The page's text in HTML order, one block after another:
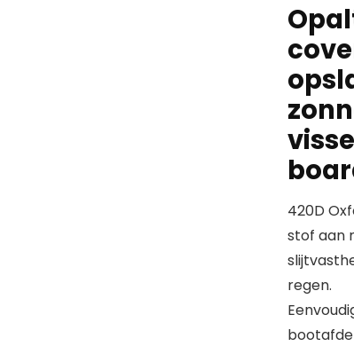
420D
stof aan
regen.